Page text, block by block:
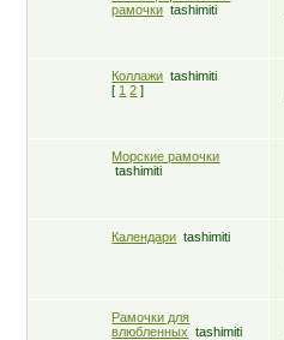
рамочки tashimiti
Коллажи tashimiti
[ 1 2 ]
Морские рамочки
tashimiti
Календари tashimiti
Рамочки для
влюбленных
tashimiti